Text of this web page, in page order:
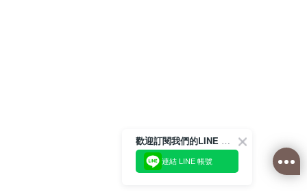
歡迎訂閱我們的LINE 官方帳號
連結 LINE 帳號